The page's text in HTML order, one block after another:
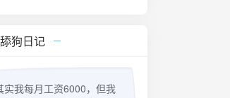
舔狗日记
实我每月工资6000，但我